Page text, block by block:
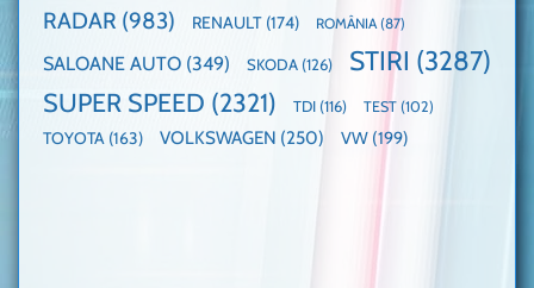
RADAR (983) RENAULT (174) ROMÂNIA (87)
SALOANE AUTO (349) SKODA (126) STIRI (3287)
SUPER SPEED (2321) TDI (116) TEST (102)
TOYOTA (163) VOLKSWAGEN (250) VW (199)